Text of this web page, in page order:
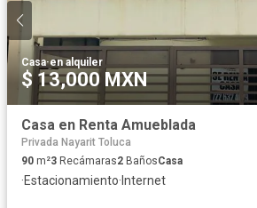
Casa·en alquiler
$ 13,000 MXN
Casa en Renta Amueblada
Privada Nayarit Toluca
90 m²3 Recámaras2 BañosCasa
·Estacionamiento·Internet